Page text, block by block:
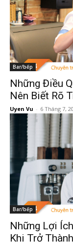
Bar/bếp
Những Điều
Nên Biết Rõ
Uyen Vu - 6 Tháng 7,
Bar/bếp
Những Lợi
Khi Trở